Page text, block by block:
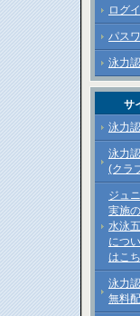
ログ
パス
泳力
サ
泳力
泳力
(クラ
ジュ
実施
水泳
につ
はこ
泳力
無料